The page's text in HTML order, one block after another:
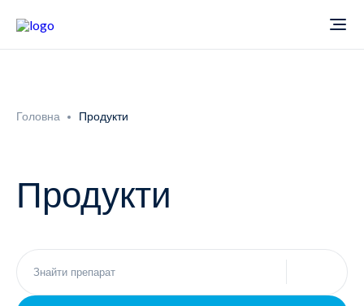
Новини
Неврологія
Фармаконагляд
Головна Продукти
Продукти